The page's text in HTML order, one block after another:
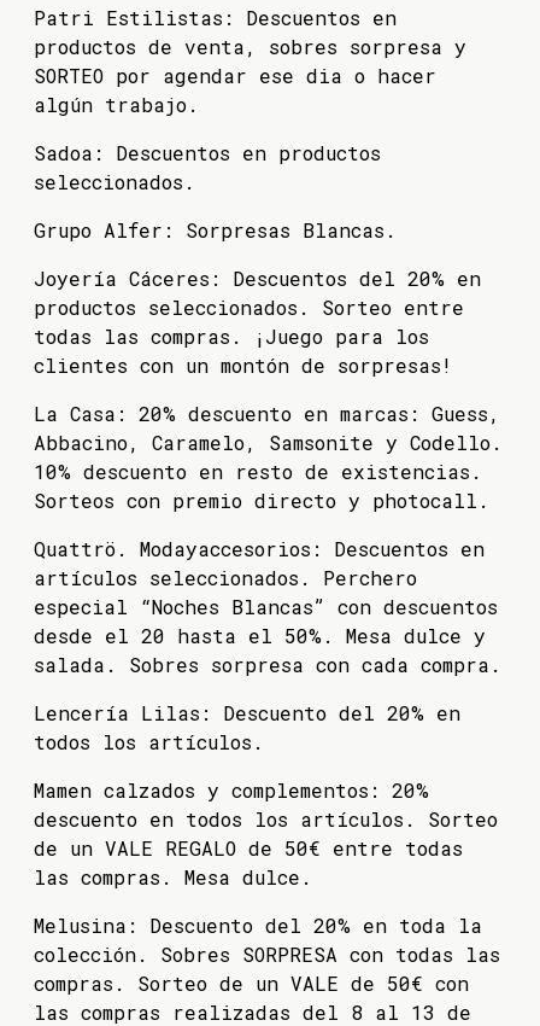
Patri Estilistas: Descuentos en
productos de venta, sobres sorpresa y
SORTEO por agendar ese dia o hacer
algún trabajo.
Sadoa: Descuentos en productos
seleccionados.
Grupo Alfer: Sorpresas Blancas.
Joyería Cáceres: Descuentos del 20% en
productos seleccionados. Sorteo entre
todas las compras. ¡Juego para los
clientes con un montón de sorpresas!
La Casa: 20% descuento en marcas: Guess,
Abbacino, Caramelo, Samsonite y Codello.
10% descuento en resto de existencias.
Sorteos con premio directo y photocall.
Quattrö. Modayaccesorios: Descuentos en
artículos seleccionados. Perchero
especial “Noches Blancas” con descuentos
desde el 20 hasta el 50%. Mesa dulce y
salada. Sobres sorpresa con cada compra.
Lencería Lilas: Descuento del 20% en
todos los artículos.
Mamen calzados y complementos: 20%
descuento en todos los artículos. Sorteo
de un VALE REGALO de 50€ entre todas
las compras. Mesa dulce.
Melusina: Descuento del 20% en toda la
colección. Sobres SORPRESA con todas las
compras. Sorteo de un VALE de 50€ con
las compras realizadas del 8 al 13 de